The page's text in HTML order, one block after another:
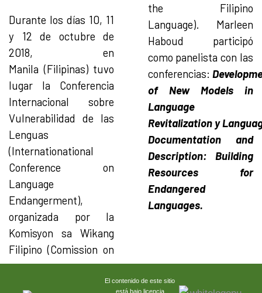
Durante los días 10, 11
y 12 de octubre de
2018, en
Manila (Filipinas) tuvo
lugar la Conferencia
Internacional sobre
Vulnerabilidad de las
Lenguas
(Internationational
Conference on
Language
Endangerment),
organizada por la
Komisyon sa Wikang
Filipino (Comission on
the Filipino
Language). Marleen
Haboud participó
como panelista con las
conferencias:
of New Models in
Language
Revitalization y
Documentation and
Description: Building
Resources for
Endangered
Languages.
El contenido de este sitio
está bajo licencia